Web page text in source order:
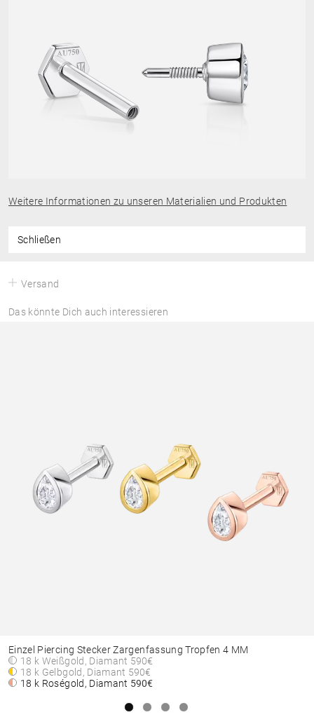
Weitere Informationen zu unseren Materialien und Produkten
Schließen
Versand
Das könnte Dich auch interessieren
Einzel Piercing Stecker Zargenfassung Tropfen 4 MM
18 k Weißgold, Diamant 590€
18 k Gelbgold, Diamant 590€
18 k Roségold, Diamant 590€